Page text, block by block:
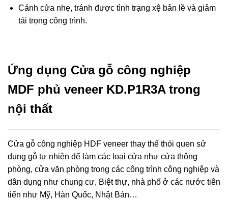
Cánh cửa nhẹ, tránh được tình trạng xệ bản lề và giảm
tải trọng công trình.
Ứng dụng Cửa gỗ công nghiệp
MDF phủ veneer KD.P1R3A trong
nội thất
Cửa gỗ công nghiệp HDF veneer thay thế thói quen sử
dụng gỗ tự nhiên để làm các loại cửa như cửa thông
phòng, cửa văn phòng trong các công trình công nghiệp và
dân dụng như chung cư, Biệt thự, nhà phố ở các nước tiên
tiến như Mỹ, Hàn Quốc, Nhật Bản…